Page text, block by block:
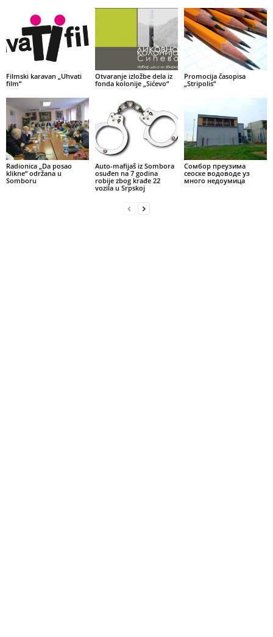
Filmski karavan „Uhvati
film“
Otvaranje izložbe dela iz
fonda kolonije „Sićevo“
Promocija časopisa
„Stripolis“
Radionica „Da posao
klikne“ održana u
Somboru
Auto-mafijaš iz Sombora
osuđen na 7 godina
robije zbog krađe 22
vozila u Srpskoj
Сомбор преузима
сеоске водоводе уз
много недоумица